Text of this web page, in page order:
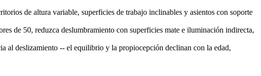
de altura variable, superficies de trabajo inclinables y asientos con soporte
de 50, reduzca deslumbramiento con superficies mate e iluminación indirecta,
al deslizamiento -- el equilibrio y la propiocepción declinan con la edad,